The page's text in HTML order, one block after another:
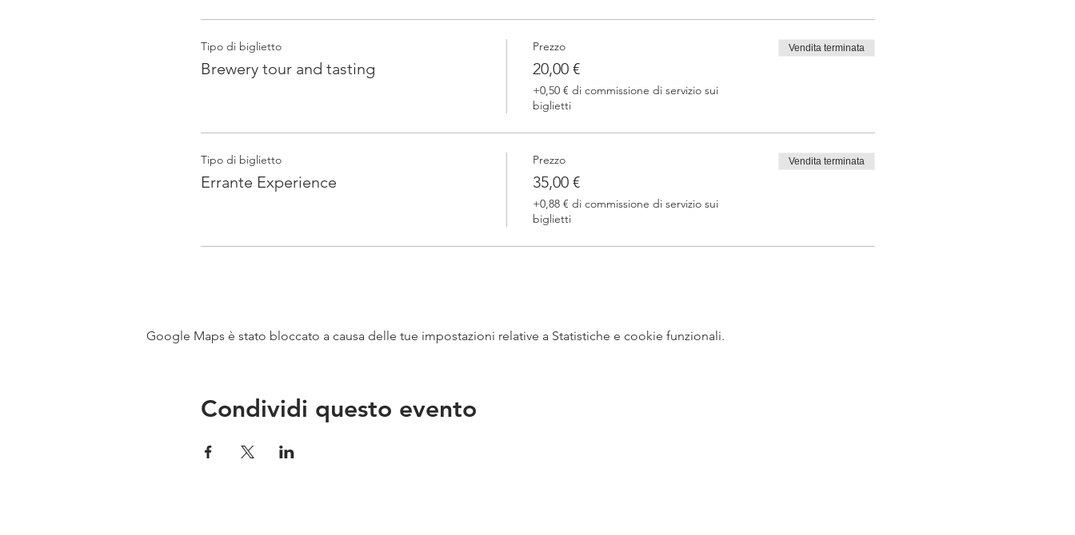
Tipo di biglietto
Brewery tour and tasting
Prezzo
20,00 €
+0,50 € di commissione di servizio sui
biglietti
Vendita terminata
Tipo di biglietto
Errante Experience
Prezzo
35,00 €
+0,88 € di commissione di servizio sui
biglietti
Vendita terminata
Google Maps è stato bloccato a causa delle tue impostazioni relative a Statistiche e cookie funzionali.
Condividi questo evento